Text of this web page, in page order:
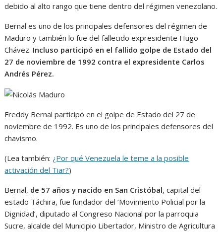
debido al alto rango que tiene dentro del régimen venezolano.
Bernal es uno de los principales defensores del régimen de
Maduro y también lo fue del fallecido expresidente Hugo
Chávez. Incluso participó en el fallido golpe de Estado del
27 de noviembre de 1992 contra el expresidente Carlos
Andrés Pérez.
Freddy Bernal participó en el golpe de Estado del 27 de
noviembre de 1992. Es uno de los principales defensores del
chavismo.
(Lea también: ¿Por qué Venezuela le teme a la posible
activación del Tiar?)
Bernal, de 57 años y nacido en San Cristóbal, capital del
estado Táchira, fue fundador del ‘Movimiento Policial por la
Dignidad’, diputado al Congreso Nacional por la parroquia
Sucre, alcalde del Municipio Libertador, Ministro de Agricultura